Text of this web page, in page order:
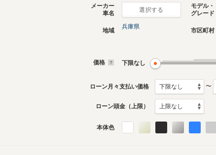
メーカー
車名
選択する
モデル・
グレード
地域
兵庫県
市区町村
価格 下限なし
ローン月々支払い価格 〜
ローン頭金（上限）
本体色